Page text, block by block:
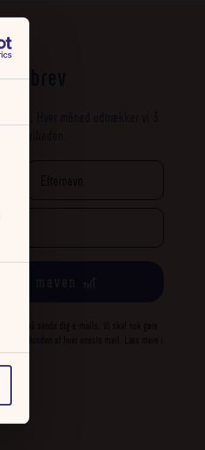
i maven 🎢
at vi må sende dig e-mails. Vi skal nok gøre
dig i bunden af hver eneste mail. Læs mere i